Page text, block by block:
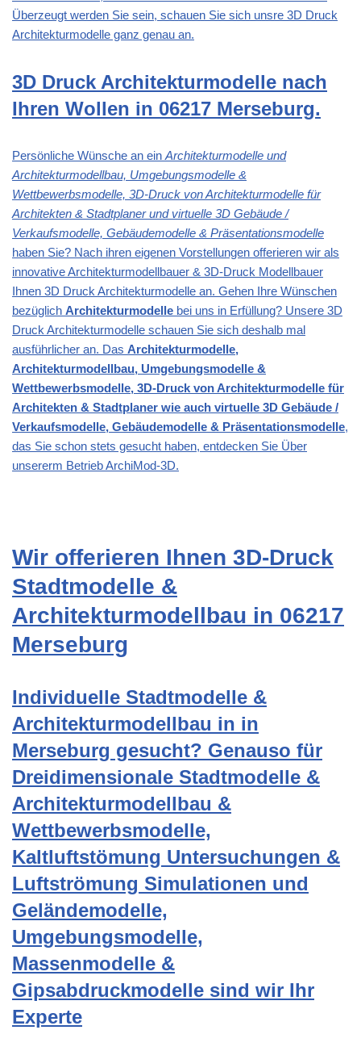
Überzeugt werden Sie sein, schauen Sie sich unsre 3D Druck
Architekturmodelle ganz genau an.
3D Druck Architekturmodelle nach
Ihren Wollen in 06217 Merseburg.
Persönliche Wünsche an ein Architekturmodelle und
Architekturmodellbau, Umgebungsmodelle &
Wettbewerbsmodelle, 3D-Druck von Architekturmodelle für
Architekten & Stadtplaner und virtuelle 3D Gebäude /
Verkaufsmodelle, Gebäudemodelle & Präsentationsmodelle
haben Sie? Nach ihren eigenen Vorstellungen offerieren wir als
innovative Architekturmodellbauer & 3D-Druck Modellbauer
Ihnen 3D Druck Architekturmodelle an. Gehen Ihre Wünschen
bezüglich Architekturmodelle bei uns in Erfüllung? Unsere 3D
Druck Architekturmodelle schauen Sie sich deshalb mal
ausführlicher an. Das Architekturmodelle,
Architekturmodellbau, Umgebungsmodelle &
Wettbewerbsmodelle, 3D-Druck von Architekturmodelle für
Architekten & Stadtplaner wie auch virtuelle 3D Gebäude /
Verkaufsmodelle, Gebäudemodelle & Präsentationsmodelle,
das Sie schon stets gesucht haben, entdecken Sie Über
unsererm Betrieb ArchiMod-3D.
Wir offerieren Ihnen 3D-Druck
Stadtmodelle &
Architekturmodellbau in 06217
Merseburg
Individuelle Stadtmodelle &
Architekturmodellbau in in
Merseburg gesucht? Genauso für
Dreidimensionale Stadtmodelle &
Architekturmodellbau &
Wettbewerbsmodelle,
Kaltluftstömung Untersuchungen &
Luftströmung Simulationen und
Geländemodelle,
Umgebungsmodelle,
Massenmodelle &
Gipsabdruckmodelle sind wir Ihr
Experte